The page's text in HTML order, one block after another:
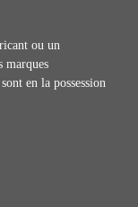
ou un
marques
en la possession